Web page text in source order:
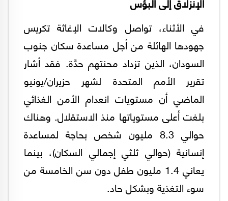
في الأثناء، تواصل وكالات الإغاثة تكريس
جهودها الهائلة من أجل مساعدة سكان جنوب
السودان، الذين تزداد محنتهم حدَّة. فقد أشار
تقرير الأمم المتحدة لشهر حزيران/يونيو
الماضي أن مستويات انعدام الأمن الغذائي
بلغت أعلى مستوياتها منذ الاستقلال. وهناك
حوالي 8.3 مليون شخص بحاجة لمساعدة
إنسانية (حوالي ثلثي إجمالي السكان)، بينما
يعاني 1.4 مليون طفل دون سن الخامسة من
سوء التغذية وبشكل حاد.